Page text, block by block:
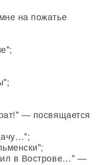
на пожатье
— посвящается
в Вострове…" —